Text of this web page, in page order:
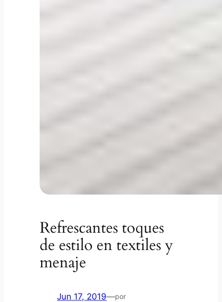
Refrescantes toques
de estilo en textiles y
menaje
Jun 17, 2019—por